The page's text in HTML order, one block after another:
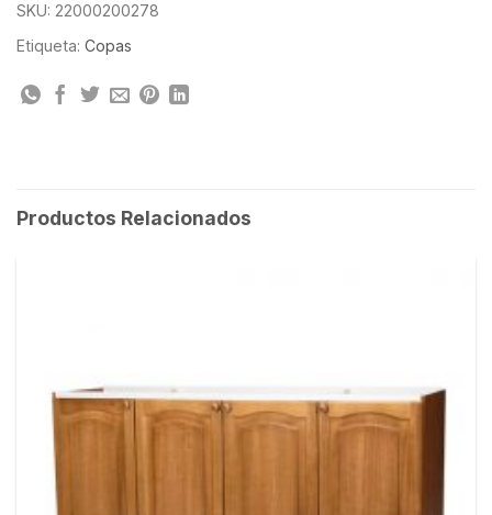
SKU: 22000200278
Etiqueta: Copas
Productos Relacionados